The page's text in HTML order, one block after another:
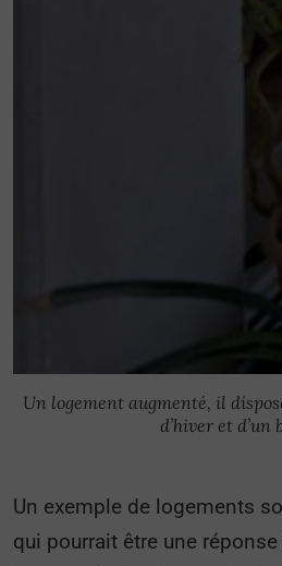
Un logement augmenté, il
d’hiver et d’un
Un exemple de logements
qui pourrait être une réponse